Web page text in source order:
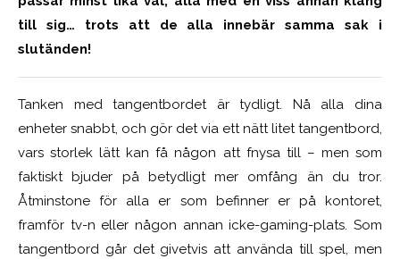
till sig… trots att de alla innebär samma sak i
slutänden!
Tanken med tangentbordet är tydligt. Nå alla dina
enheter snabbt, och gör det via ett nätt litet tangentbord,
vars storlek lätt kan få någon att fnysa till – men som
faktiskt bjuder på betydligt mer omfång än du tror.
Åtminstone för alla er som befinner er på kontoret,
framför tv-n eller någon annan icke-gaming-plats. Som
tangentbord går det givetvis att använda till spel, men